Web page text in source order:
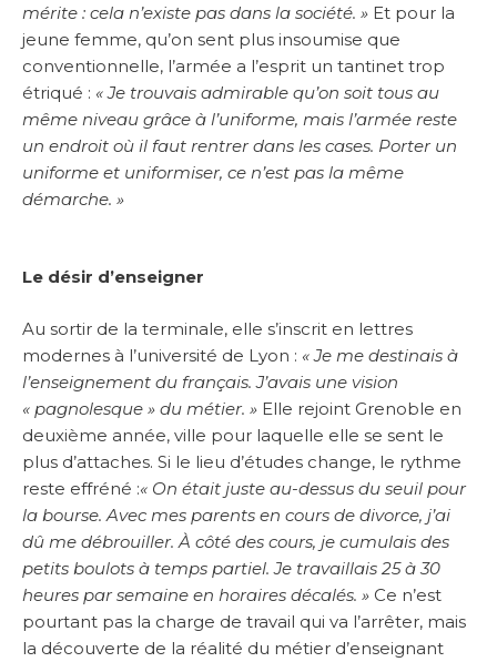
mérite : cela n’existe pas dans la société. » Et pour la
jeune femme, qu’on sent plus insoumise que
conventionnelle, l’armée a l’esprit un tantinet trop
étriqué : « Je trouvais admirable qu’on soit tous au
même niveau grâce à l’uniforme, mais l’armée reste
un endroit où il faut rentrer dans les cases. Porter un
uniforme et uniformiser, ce n’est pas la même
démarche. »
Le désir d’enseigner
Au sortir de la terminale, elle s’inscrit en lettres
modernes à l’université de Lyon : « Je me destinais à
l’enseignement du français. J’avais une vision
« pagnolesque » du métier. » Elle rejoint Grenoble en
deuxième année, ville pour laquelle elle se sent le
plus d’attaches. Si le lieu d’études change, le rythme
reste effréné :« On était juste au-dessus du seuil pour
la bourse. Avec mes parents en cours de divorce, j’ai
dû me débrouiller. À côté des cours, je cumulais des
petits boulots à temps partiel. Je travaillais 25 à 30
heures par semaine en horaires décalés. » Ce n’est
pourtant pas la charge de travail qui va l’arrêter, mais
la découverte de la réalité du métier d’enseignant